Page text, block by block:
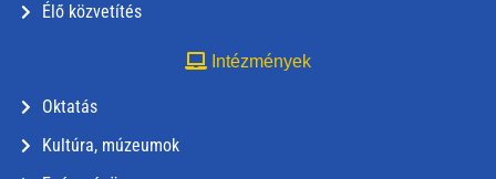
Élő közvetítés
Intézmények
Oktatás
Kultúra, múzeumok